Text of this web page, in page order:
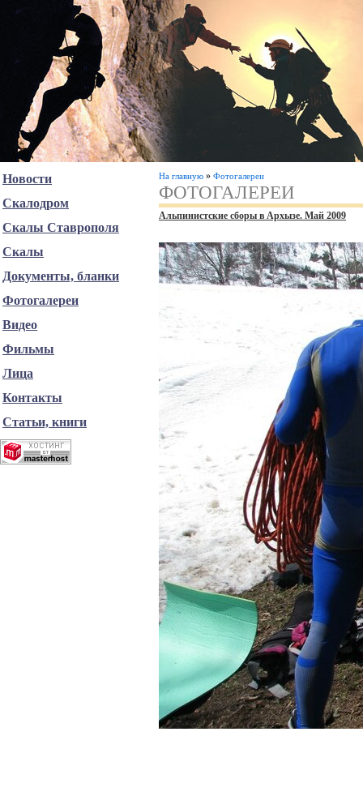
На главную » Фотогалереи
ФОТОГАЛЕРЕИ
Альпинистские сборы в Архызе. Май 2009
Новости
Скалодром
Скалы Ставрополя
Скалы
Документы, бланки
Фотогалереи
Видео
Фильмы
Лица
Контакты
Статьи, книги